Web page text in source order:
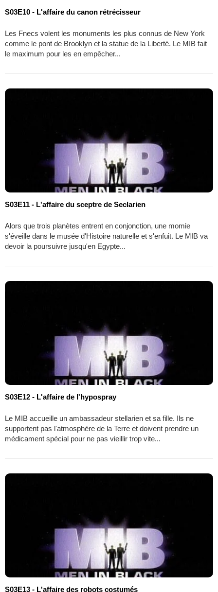
S03E10 - L'affaire du canon rétrécisseur
Les Fnecs volent les monuments les plus connus de New York
comme le pont de Brooklyn et la statue de la Liberté. Le MIB fait
le maximum pour les en empêcher...
S03E11 - L'affaire du sceptre de Seclarien
Alors que trois planètes entrent en conjonction, une momie
s'éveille dans le musée d'Histoire naturelle et s'enfuit. Le MIB va
devoir la poursuivre jusqu'en Egypte...
S03E12 - L'affaire de l'hypospray
Le MIB accueille un ambassadeur stellarien et sa fille. Ils ne
supportent pas l'atmosphère de la Terre et doivent prendre un
médicament spécial pour ne pas vieillir trop vite...
S03E13 - L'affaire des robots costumés